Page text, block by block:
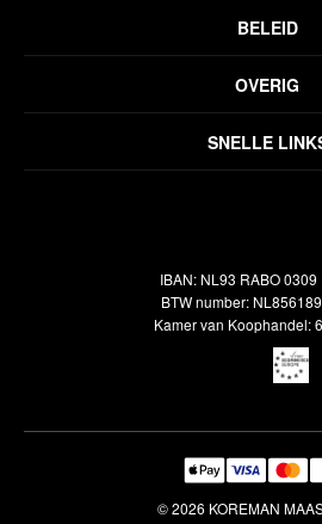
SNELLE
OVERIG
Veelgestelde vragen
BELEID
Verzendbeleid
IBAN: NL93 RABO
BTW number:
Kamer van Koophandel:
© 2026 KOREMAN